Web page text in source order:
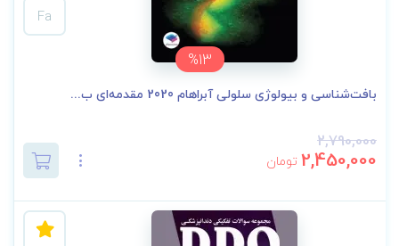
%13
Fa
بافت‌شناسی و بیولوژی سلولی آبراهام 2020 مقدمه‌ای ب...
2,790,000
2,450,000 تومان